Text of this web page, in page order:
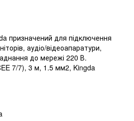
призначений для підключення
аудіо/відеоапаратури,
до мережі 220 В.
7/7), 3 м, 1.5 мм2, Kingda